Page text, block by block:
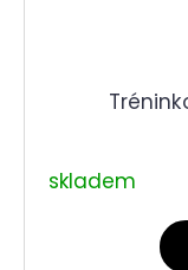
skladem